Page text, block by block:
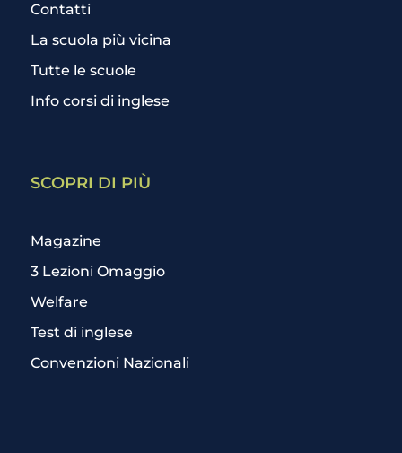
Contatti
La scuola più vicina
Tutte le scuole
Info corsi di inglese
SCOPRI DI PIÙ
Magazine
3 Lezioni Omaggio
Welfare
Test di inglese
Convenzioni Nazionali